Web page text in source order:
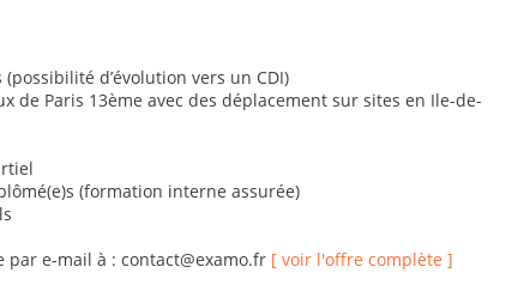
(possibilité d’évolution vers un CDI)
de Paris 13ème avec des déplacement sur sites en Ile-de-
(formation interne assurée)
par e-mail à : contact@examo.fr [ voir l'offre complète ]